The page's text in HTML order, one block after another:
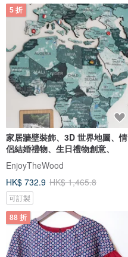
5 折
家居牆壁裝飾、3D 世界地圖、情
侶結婚禮物、生日禮物創意、
EnjoyTheWood
HK$ 732.9 HK$ 1,465.8
可訂製
88 折